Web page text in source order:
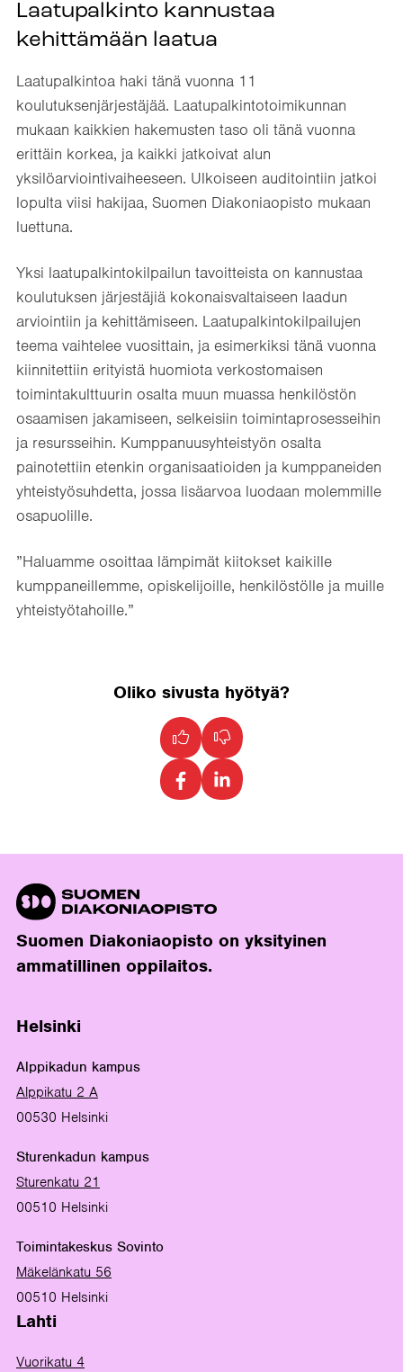
Laatupalkinto kannustaa
kehittämään laatua
Laatupalkintoa haki tänä vuonna 11
koulutuksenjärjestäjää. Laatupalkintotoimikunnan
mukaan kaikkien hakemusten taso oli tänä vuonna
erittäin korkea, ja kaikki jatkoivat alun
yksilöarviointivaiheeseen. Ulkoiseen auditointiin jatkoi
lopulta viisi hakijaa, Suomen Diakoniaopisto mukaan
luettuna.
Yksi laatupalkintokilpailun tavoitteista on kannustaa
koulutuksen järjestäjiä kokonaisvaltaiseen laadun
arviointiin ja kehittämiseen. Laatupalkintokilpailujen
teema vaihtelee vuosittain, ja esimerkiksi tänä vuonna
kiinnitettiin erityistä huomiota verkostomaisen
toimintakulttuurin osalta muun muassa henkilöstön
osaamisen jakamiseen, selkeisiin toimintaprosesseihin
ja resursseihin. Kumppanuusyhteistyön osalta
painotettiin etenkin organisaatioiden ja kumppaneiden
yhteistyösuhdetta, jossa lisäarvoa luodaan molemmille
osapuolille.
”Haluamme osoittaa lämpimät kiitokset kaikille
kumppaneillemme, opiskelijoille, henkilöstölle ja muille
yhteistyötahoille.”
Oliko sivusta hyötyä?
Suomen Diakoniaopisto on yksityinen
ammatillinen oppilaitos.
Helsinki
Alppikadun kampus
Alppikatu 2 A
00530 Helsinki
Sturenkadun kampus
Sturenkatu 21
00510 Helsinki
Toimintakeskus Sovinto
Mäkelänkatu 56
00510 Helsinki
Lahti
Vuorikatu 4